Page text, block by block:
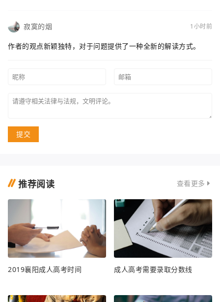
寂寞的烟 1小时前
作者的观点新颖独特，对于问题提供了一种全新的解读方式。
提交
推荐阅读 查看更多
2019襄阳成人高考时间 成人高考需要录取分数线